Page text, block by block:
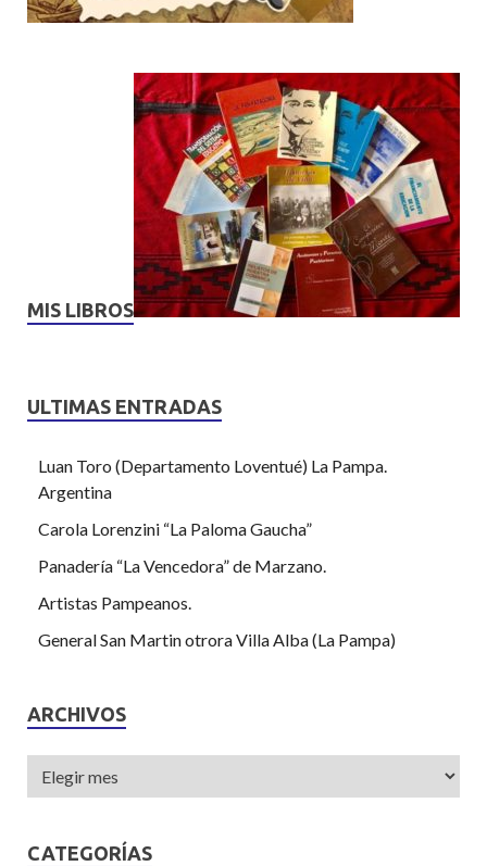
MIS LIBROS
ULTIMAS ENTRADAS
Luan Toro (Departamento Loventué) La Pampa.
Argentina
Carola Lorenzini “La Paloma Gaucha”
Panadería “La Vencedora” de Marzano.
Artistas Pampeanos.
General San Martin otrora Villa Alba (La Pampa)
ARCHIVOS
CATEGORÍAS